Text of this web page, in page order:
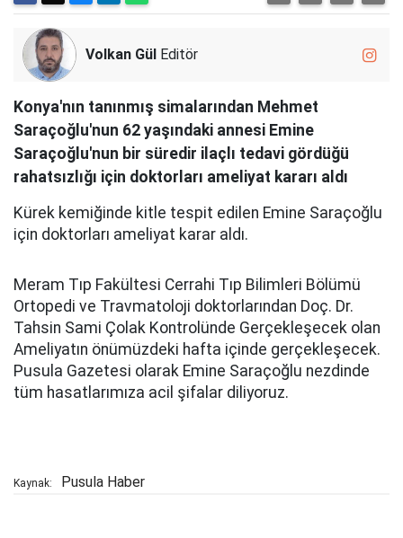
Volkan Gül Editör
Konya'nın tanınmış simalarından Mehmet
Saraçoğlu'nun 62 yaşındaki annesi Emine
Saraçoğlu'nun bir süredir ilaçlı tedavi gördüğü
rahatsızlığı için doktorları ameliyat kararı aldı
Kürek kemiğinde kitle tespit edilen Emine Saraçoğlu
için doktorları ameliyat karar aldı.
Meram Tıp Fakültesi Cerrahi Tıp Bilimleri Bölümü
Ortopedi ve Travmatoloji doktorlarından Doç. Dr.
Tahsin Sami Çolak Kontrolünde Gerçekleşecek olan
Ameliyatın önümüzdeki hafta içinde gerçekleşecek.
Pusula Gazetesi olarak Emine Saraçoğlu nezdinde
tüm hasatlarımıza acil şifalar diliyoruz.
Kaynak: Pusula Haber